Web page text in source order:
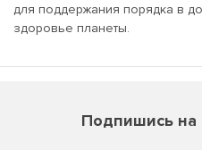
для поддержания порядка в
здоровье планеты.
Подпишись на